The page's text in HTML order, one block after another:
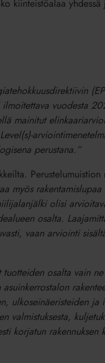
kiinteistöalaa
vuodesta
mainitut
perustana.”
Perustelumuistion
myös
olisi
osalta.
vaan arviointi
osalta vain
ulkoseinäeristeiden ja
valmistuksesta,
korjatun